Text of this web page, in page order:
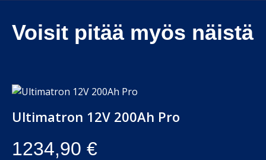
Voisit pitää myös näistä
Ultimatron 12V 200Ah Pro
1234,90 €